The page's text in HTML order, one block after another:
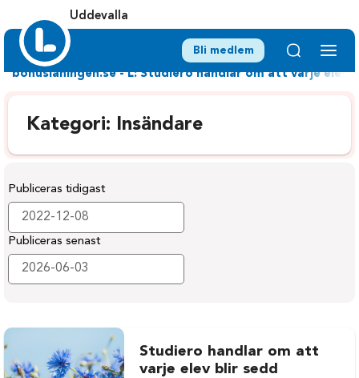
Uddevalla
Bli medlem
bohuslaningen.se - L: Studiero handlar om att varje elev
Kategori: Insändare
Publiceras tidigast
Publiceras senast
Studiero handlar om att
varje elev blir sedd